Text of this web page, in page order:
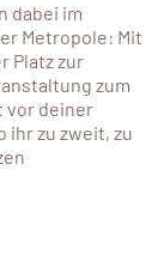
dabei im
Metropole: Mit
Platz zur
zum
vor deiner
ihr zu zweit, zu